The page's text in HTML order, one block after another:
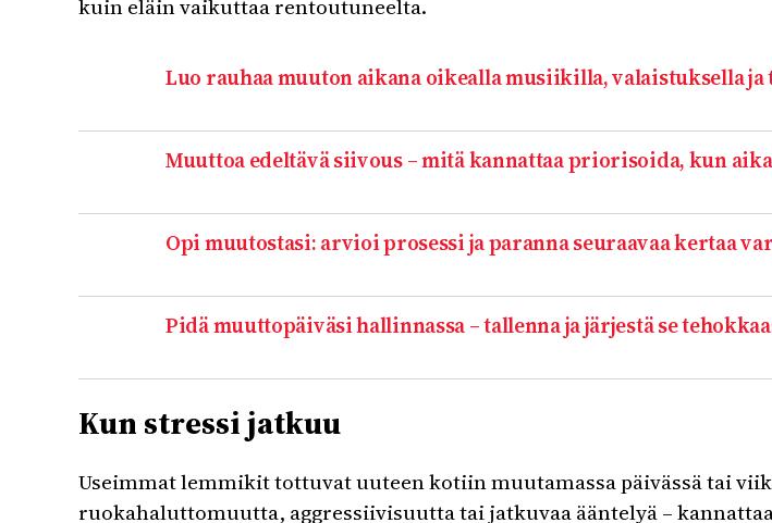
kuin eläin vaikuttaa rentoutuneelta.
Luo rauhaa muuton aikana oikealla musiikilla, valaistuksella ja
Muuttoa edeltävä siivous – mitä kannattaa priorisoida, kun
Opi muutostasi: arvioi prosessi ja paranna seuraavaa kertaa
Pidä muuttopäiväsi hallinnassa – tallenna ja järjestä se
Kun stressi jatkuu
Useimmat lemmikit tottuvat uuteen kotiin muutamassa päivässä tai
ruokahaluttomuutta, aggressiivisuutta tai jatkuvaa ääntelyä –